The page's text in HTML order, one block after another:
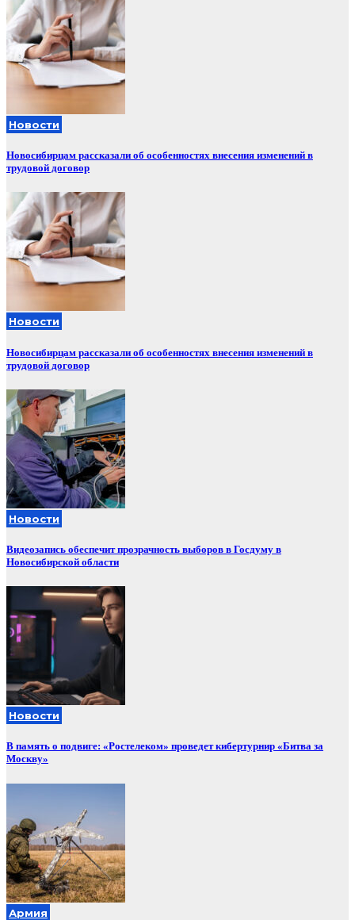
Новости
Новосибирцам рассказали об особенностях внесения изменений в
трудовой договор
Новости
Новосибирцам рассказали об особенностях внесения изменений в
трудовой договор
Новости
Видеозапись обеспечит прозрачность выборов в Госдуму в
Новосибирской области
Новости
В память о подвиге: «Ростелеком» проведет кибертурнир «Битва за
Москву»
Армия